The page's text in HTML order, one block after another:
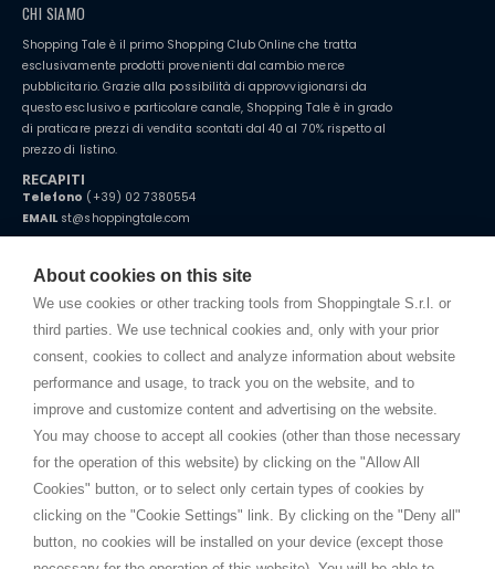
About cookies on this site
We use cookies or other tracking tools from Shoppingtale S.r.l. or
third parties. We use technical cookies and, only with your prior
consent, cookies to collect and analyze information about website
performance and usage, to track you on the website, and to
improve and customize content and advertising on the website.
You may choose to accept all cookies (other than those necessary
for the operation of this website) by clicking on the "Allow All
Cookies" button, or to select only certain types of cookies by
clicking on the "Cookie Settings" link. By clicking on the "Deny all"
button, no cookies will be installed on your device (except those
CHI SIAMO
Shopping Tale è il primo Shopping Club Online che tratta
esclusivamente prodotti provenienti dal cambio merce
pubblicitario. Grazie alla possibilità di approvvigionarsi da
questo esclusivo e particolare canale, Shopping Tale è in grado
di praticare prezzi di vendita scontati dal 40 al 70% rispetto al
prezzo di listino.
RECAPITI
Telefono (+39) 02 7380554
EMAILst@shoppingtale.com
Starting this year, we decided to provide our customers withfake
home. You will always receive great care and attention, even from a
distance.
TERMINI E CONDIZIONI
Spedizioni
Termini e condizioni
Cookie
SHOPPINGTALE
Chi siamo
Convenzioni aziende
Vantaggi cambio merce